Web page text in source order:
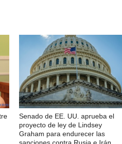
Senado de EE. UU. aprueba el
proyecto de ley de Lindsey
Graham para endurecer las
sanciones contra Rusia e Irán